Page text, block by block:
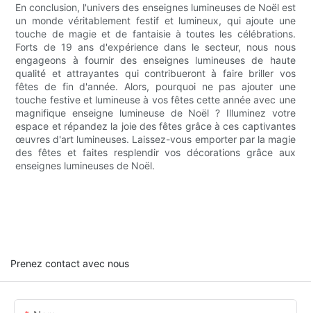
En conclusion, l'univers des enseignes lumineuses de Noël est
un monde véritablement festif et lumineux, qui ajoute une
touche de magie et de fantaisie à toutes les célébrations.
Forts de 19 ans d'expérience dans le secteur, nous nous
engageons à fournir des enseignes lumineuses de haute
qualité et attrayantes qui contribueront à faire briller vos
fêtes de fin d'année. Alors, pourquoi ne pas ajouter une
touche festive et lumineuse à vos fêtes cette année avec une
magnifique enseigne lumineuse de Noël ? Illuminez votre
espace et répandez la joie des fêtes grâce à ces captivantes
œuvres d'art lumineuses. Laissez-vous emporter par la magie
des fêtes et faites resplendir vos décorations grâce aux
enseignes lumineuses de Noël.
Prenez contact avec nous